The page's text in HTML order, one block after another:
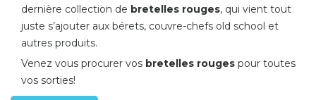
dernière collection de bretelles rouges, qui vient tout
juste s’ajouter aux bérets, couvre-chefs old school et
autres produits.
Venez vous procurer vos bretelles rouges pour toutes
vos sorties!